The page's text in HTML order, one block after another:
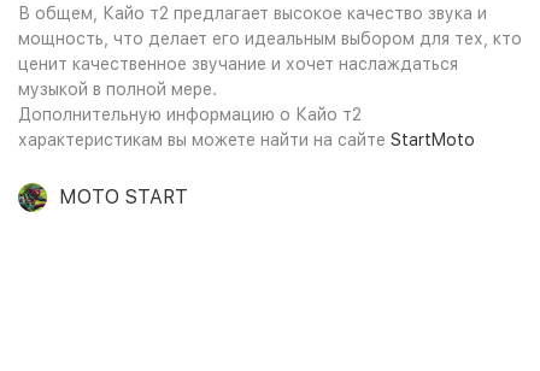
В общем, Кайо т2 предлагает высокое качество звука и
мощность, что делает его идеальным выбором для тех, кто
ценит качественное звучание и хочет наслаждаться
музыкой в полной мере.
Дополнительную информацию о Кайо т2
характеристикам вы можете найти на сайте StartMoto
MOTO START